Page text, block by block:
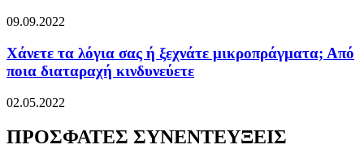
09.09.2022
Χάνετε τα λόγια σας ή ξεχνάτε μικροπράγματα; Από
ποια διαταραχή κινδυνεύετε
02.05.2022
ΠΡΟΣΦΑΤΕΣ ΣΥΝΕΝΤΕΥΞΕΙΣ